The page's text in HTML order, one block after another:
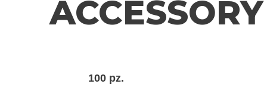
ACCESSORY
100 pz.